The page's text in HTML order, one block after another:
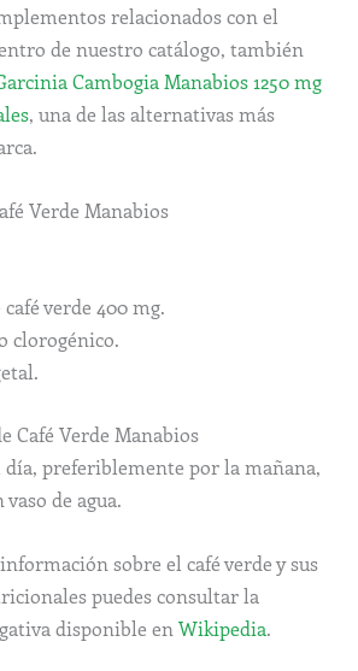
relacionados con el
de nuestro catálogo, también
Cambogia Manabios 1250 mg
, una de las alternativas más
Verde Manabios
verde 400 mg.
clorogénico.
Café Verde Manabios
día, preferiblemente por la mañana,
de agua.
sobre el café verde y sus
puedes consultar la
disponible en Wikipedia.